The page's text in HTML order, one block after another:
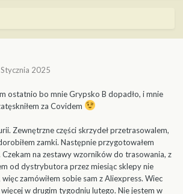
2025
ostatnio bo mnie Grypsko B dopadło, i mnie
za Covidem
Zewnętrzne części skrzydeł przetrasowalem,
zamki. Następnie przygotowałem
Czekam na zestawy wzorników do trasowania, z
od dystrybutora przez miesiąc sklepy nie
zamówiłem sobie sam z Aliexpress. Wiec
w drugim tygodniu lutego. Nie jestem w